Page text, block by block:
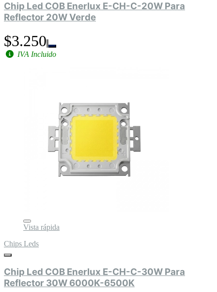
Chip Led COB Enerlux E-CH-C-20W Para
Reflector 20W Verde
$3.250
IVA Incluido
Vista rápida
Chips Leds
Chip Led COB Enerlux E-CH-C-30W Para
Reflector 30W 6000K-6500K